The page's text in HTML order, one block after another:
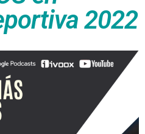
2022